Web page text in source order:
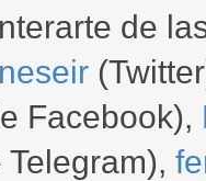
de
Facebook),